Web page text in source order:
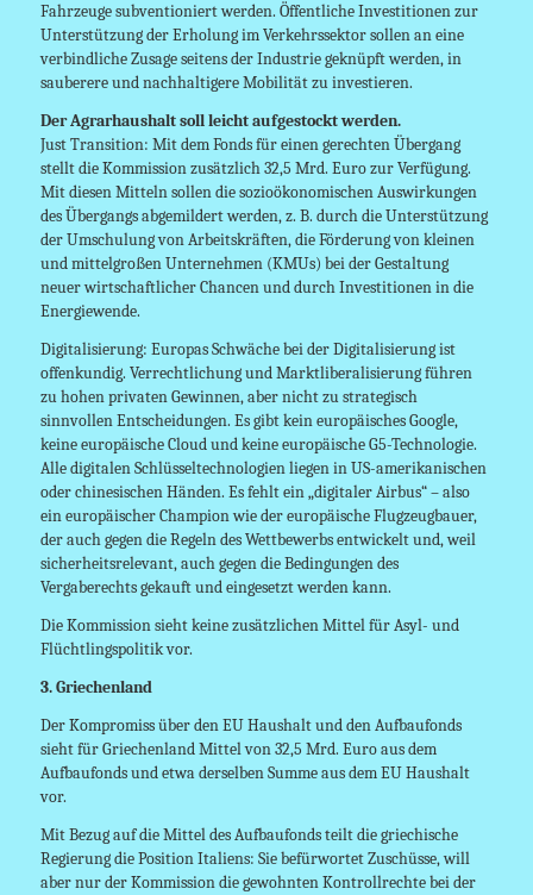
Fahrzeuge subventioniert werden. Öffentliche Investitionen zur
Unterstützung der Erholung im Verkehrssektor sollen an eine
verbindliche Zusage seitens der Industrie geknüpft werden, in
sauberere und nachhaltigere Mobilität zu investieren.
Der Agrarhaushalt soll leicht aufgestockt werden.
Just Transition: Mit dem Fonds für einen gerechten Übergang
stellt die Kommission zusätzlich 32,5 Mrd. Euro zur Verfügung.
Mit diesen Mitteln sollen die sozioökonomischen Auswirkungen
des Übergangs abgemildert werden, z. B. durch die Unterstützung
der Umschulung von Arbeitskräften, die Förderung von kleinen
und mittelgroßen Unternehmen (KMUs) bei der Gestaltung
neuer wirtschaftlicher Chancen und durch Investitionen in die
Energiewende.
Digitalisierung: Europas Schwäche bei der Digitalisierung ist
offenkundig. Verrechtlichung und Marktliberalisierung führen
zu hohen privaten Gewinnen, aber nicht zu strategisch
sinnvollen Entscheidungen. Es gibt kein europäisches Google,
keine europäische Cloud und keine europäische G5-Technologie.
Alle digitalen Schlüsseltechnologien liegen in US-amerikanischen
oder chinesischen Händen. Es fehlt ein „digitaler Airbus“ – also
ein europäischer Champion wie der europäische Flugzeugbauer,
der auch gegen die Regeln des Wettbewerbs entwickelt und, weil
sicherheitsrelevant, auch gegen die Bedingungen des
Vergaberechts gekauft und eingesetzt werden kann.
Die Kommission sieht keine zusätzlichen Mittel für Asyl- und
Flüchtlingspolitik vor.
3. Griechenland
Der Kompromiss über den EU Haushalt und den Aufbaufonds
sieht für Griechenland Mittel von 32,5 Mrd. Euro aus dem
Aufbaufonds und etwa derselben Summe aus dem EU Haushalt
vor.
Mit Bezug auf die Mittel des Aufbaufonds teilt die griechische
Regierung die Position Italiens: Sie befürwortet Zuschüsse, will
aber nur der Kommission die gewohnten Kontrollrechte bei der